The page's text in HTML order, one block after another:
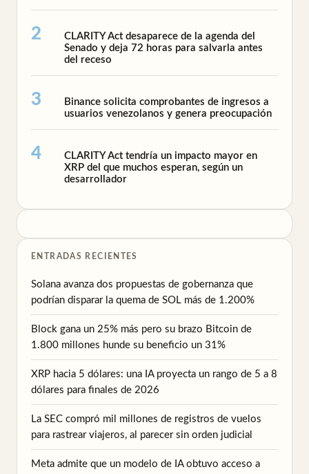
CLARITY Act desaparece de la agenda del
Senado y deja 72 horas para salvarla antes
del receso
Binance solicita comprobantes de ingresos a
usuarios venezolanos y genera preocupación
CLARITY Act tendría un impacto mayor en
XRP del que muchos esperan, según un
desarrollador
ENTRADAS RECIENTES
Solana avanza dos propuestas de gobernanza que
podrían disparar la quema de SOL más de 1.200%
Block gana un 25% más pero su brazo Bitcoin de
1.800 millones hunde su beneficio un 31%
XRP hacia 5 dólares: una IA proyecta un rango de 5 a 8
dólares para finales de 2026
La SEC compró mil millones de registros de vuelos
para rastrear viajeros, al parecer sin orden judicial
Meta admite que un modelo de IA obtuvo acceso a